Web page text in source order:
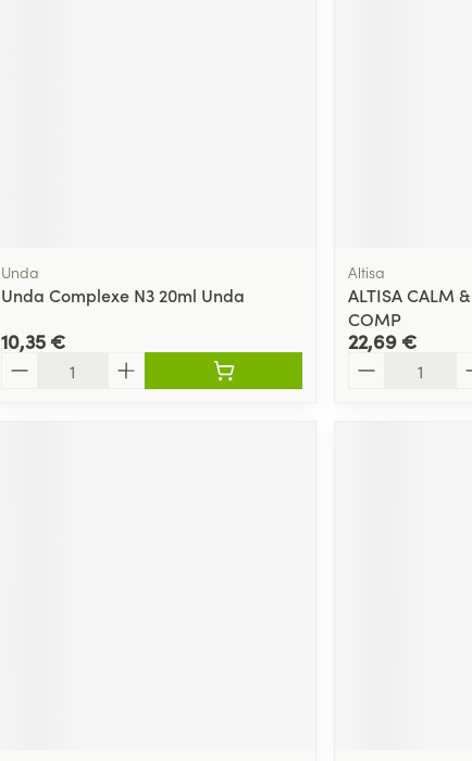
Unda
Unda Complexe N3 20ml Unda
10,35 €
Altisa
ALTISA CALM
COMP
22,69 €